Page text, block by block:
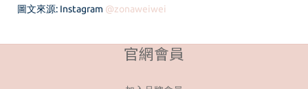
圖文來源: Instagram @zonaweiwei
官網會員